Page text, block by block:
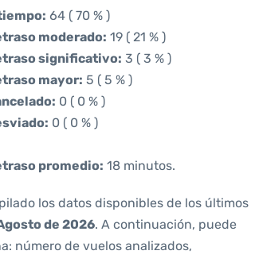
64 ( 70 % )
moderado: 19 ( 21 % )
significativo: 3 ( 3 % )
mayor: 5 ( 5 % )
0 ( 0 % )
0 ( 0 % )
promedio: 18 minutos.
los datos disponibles de los últimos
de 2026. A continuación, puede
número de vuelos analizados,